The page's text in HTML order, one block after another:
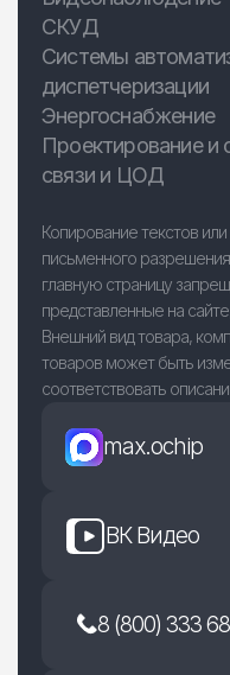
СКУД
Системы
диспетчеризации
Энергоснабжение
Проектирование и
связи и ЦОД
Копирование текстов
письменного
главную страницу
представленные на
Внешний вид товара,
товаров может быть
соответствовать
max.ochip
ВК Видео
8 (800) 333